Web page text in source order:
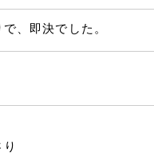
、即決でした。